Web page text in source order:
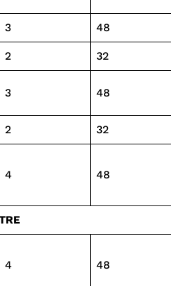
3 48
2 32
3 48
2 32
4 48
4 48